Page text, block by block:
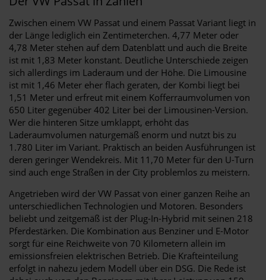
Zwischen einem VW Passat und einem Passat Variant liegt in
der Länge lediglich ein Zentimeterchen. 4,77 Meter oder
4,78 Meter stehen auf dem Datenblatt und auch die Breite
ist mit 1,83 Meter konstant. Deutliche Unterschiede zeigen
sich allerdings im Laderaum und der Höhe. Die Limousine
ist mit 1,46 Meter eher flach geraten, der Kombi liegt bei
1,51 Meter und erfreut mit einem Kofferraumvolumen von
650 Liter gegenüber 402 Liter bei der Limousinen-Version.
Wer die hinteren Sitze umklappt, erhöht das
Laderaumvolumen naturgemäß enorm und nutzt bis zu
1.780 Liter im Variant. Praktisch an beiden Ausführungen ist
deren geringer Wendekreis. Mit 11,70 Meter für den U-Turn
sind auch enge Straßen in der City problemlos zu meistern.
Angetrieben wird der VW Passat von einer ganzen Reihe an
unterschiedlichen Technologien und Motoren. Besonders
beliebt und zeitgemäß ist der Plug-In-Hybrid mit seinen 218
Pferdestärken. Die Kombination aus Benziner und E-Motor
sorgt für eine Reichweite von 70 Kilometern allein im
emissionsfreien elektrischen Betrieb. Die Krafteinteilung
erfolgt in nahezu jedem Modell über ein DSG. Die Rede ist